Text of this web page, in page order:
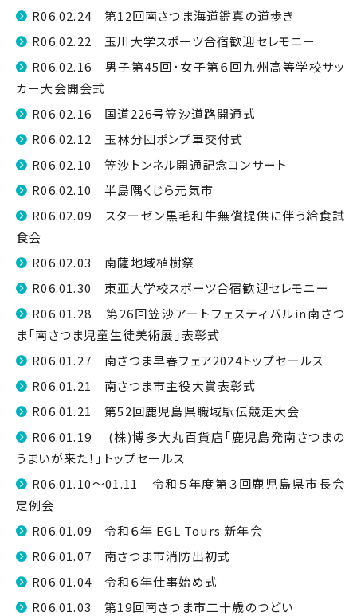
R06.02.24 第12回南さつま海道鑑真の道歩き
R06.02.22 玉川大学スポーツ合宿歓迎セレモニー
R06.02.16 男子第45回・女子第６回九州高等学校サッ
カー大会開会式
R06.02.16 国道226号笠沙道路開通式
R06.02.12 玉林分団ポンプ車交付式
R06.02.10 笠沙トンネル開通記念コンサート
R06.02.10 半島隅くじら元気市
R06.02.09 スターゼン黒毛和牛無償提供に伴う給食試
食会
R06.02.03 南薩地域植樹祭
R06.01.30 東亜大学校スポーツ合宿歓迎セレモニー
R06.01.28 第26回笠沙アートフェスティバルin南さつ
ま「南さつま児童生徒美術展」表彰式
R06.01.27 南さつま早春フェア2024トップセールス
R06.01.21 南さつま市主役大賞表彰式
R06.01.21 第52回鹿児島県職域駅伝競走大会
R06.01.19 (株)博多大丸百貨店「鹿児島発南さつまの
うまいが来た！」トップセールス
R06.01.10～01.11 令和５年度第３回鹿児島県市長会
定例会
R06.01.09 令和６年 EGL Tours 新年会
R06.01.07 南さつま市消防出初式
R06.01.04 令和６年仕事始め式
R06.01.03 第19回南さつま市二十歳のつどい